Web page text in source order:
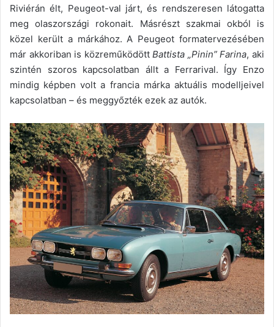
Riviérán élt, Peugeot-val járt, és rendszeresen látogatta
meg olaszországi rokonait. Másrészt szakmai okból is
közel került a márkához. A Peugeot formatervezésében
már akkoriban is közreműködöttBattista „Pinin” Farina, aki
szintén szoros kapcsolatban állt a Ferrarival. Így Enzo
mindig képben volt a francia márka aktuális modelljeivel
kapcsolatban – és meggyőzték ezek az autók.